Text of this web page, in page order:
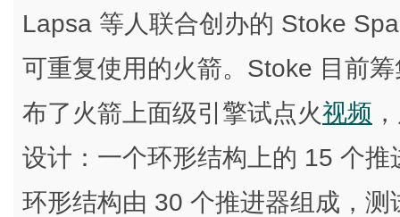
Lapsa 等人联合创办的 Stoke
可重复使用的火箭。Stoke 目前
布了火箭上面级引擎试点火视频
设计：一个环形结构上的 15 个
环形结构由 30 个推进器组成，